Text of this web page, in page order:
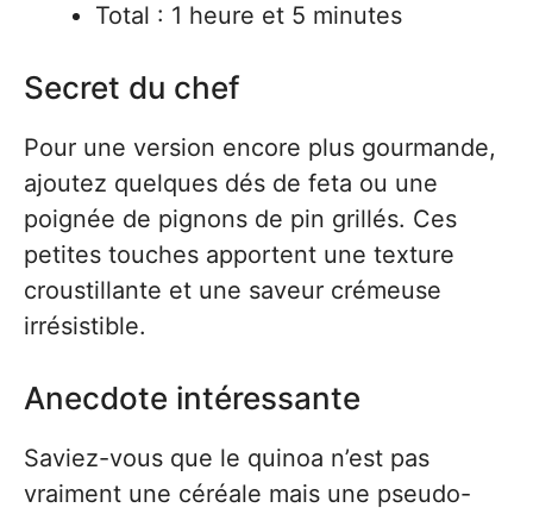
Total : 1 heure et 5 minutes
Secret du chef
Pour une version encore plus gourmande,
ajoutez quelques dés de feta ou une
poignée de pignons de pin grillés. Ces
petites touches apportent une texture
croustillante et une saveur crémeuse
irrésistible.
Anecdote intéressante
Saviez-vous que le quinoa n’est pas
vraiment une céréale mais une pseudo-